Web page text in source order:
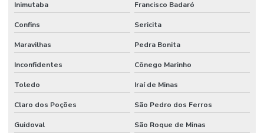
Inimutaba Francisco Badaró
Confins Sericita
Maravilhas Pedra Bonita
Inconfidentes Cônego Marinho
Toledo Iraí de Minas
Claro dos Poções São Pedro dos Ferros
Guidoval São Roque de Minas